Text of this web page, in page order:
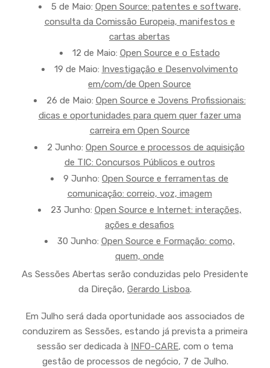
5 de Maio: Open Source: patentes e software,
consulta da Comissão Europeia, manifestos e
cartas abertas
12 de Maio: Open Source e o Estado
19 de Maio: Investigação e Desenvolvimento
em/com/de Open Source
26 de Maio: Open Source e Jovens Profissionais:
dicas e oportunidades para quem quer fazer uma
carreira em Open Source
2 Junho: Open Source e processos de aquisição
de TIC: Concursos Públicos e outros
9 Junho: Open Source e ferramentas de
comunicação: correio, voz, imagem
23 Junho: Open Source e Internet: interações,
ações e desafios
30 Junho: Open Source e Formação: como,
quem, onde
As Sessões Abertas serão conduzidas pelo Presidente
da Direção, Gerardo Lisboa.
Em Julho será dada oportunidade aos associados de
conduzirem as Sessões, estando já prevista a primeira
sessão ser dedicada à INFO-CARE, com o tema
gestão de processos de negócio, 7 de Julho.